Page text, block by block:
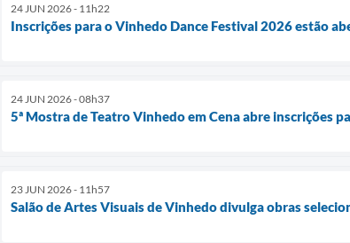
24 JUN 2026 - 11h22
Inscrições para o Vinhedo Dance Festival 2026 estão
24 JUN 2026 - 08h37
5ª Mostra de Teatro Vinhedo em Cena abre inscrições
23 JUN 2026 - 11h57
Salão de Artes Visuais de Vinhedo divulga obras